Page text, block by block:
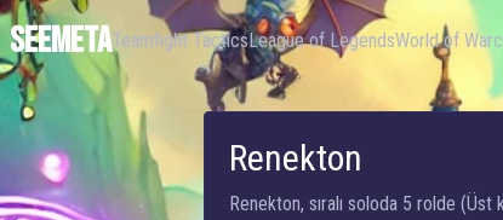
SEEMETATeamfight TacticsLeague of LegendsWorld of
Renekton
Renekton, sıralı soloda 5 rolde